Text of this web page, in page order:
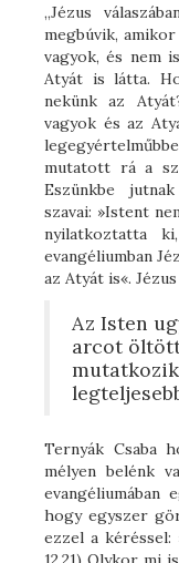
„Jézus
megbúvik,
vagyok, és nem
Atyát is látta.
nekünk az
vagyok és az
mutatott rá a
Eszünkbe
szavai: »Istent
nyilatkoztatta
evangéliumban
az Atyát is«.
Az Isten
arcot
Ternyák Csaba
mélyen belénk
evangéliumában
hogy egyszer
ezzel a kéréssel: